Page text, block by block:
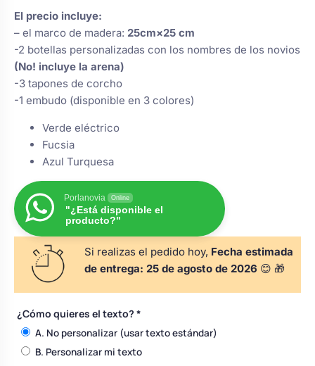
boda
de la arena
para arras
alianzas
porta alianzas
de boda
y pala tarta
personalizados para recuerdo
Juego dominó de madera
personalizado para comunión
Regalos para niña de comunión:
muñecas y joyas
Perchas de comunión
personalizadas
Rasca y Gana para Comunión:
Sorpresas y Diversión
Detalles de comunión para invitados
Ver todo
Cúpula de cristal
Botellas decoradas
Bolsos personalizados
Neceseres personalizados
Otros regalos
Ver todo
cliente
El precio incluye:
– el marco de madera: 25cm×25 cm
-2 botellas personalizadas con los nombres de los novios
(No! incluye la arena)
-3 tapones de corcho
-1 embudo (disponible en 3 colores)
Verde eléctrico
Fucsia
Azul Turquesa
Porlanovia Online
"¿Está disponible el
producto?"
Si realizas el pedido hoy, Fecha estimada
de entrega: 25 de agosto de 2026 😊 🎁
¿Cómo quieres el texto? *
A. No personalizar (usar texto estándar)
B. Personalizar mi texto